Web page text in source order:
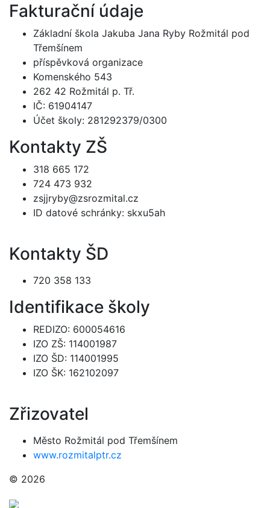
Fakturační údaje
Základní škola Jakuba Jana Ryby Rožmitál pod
Třemšínem
příspěvková organizace
Komenského 543
262 42 Rožmitál p. Tř.
IČ: 61904147
Účet školy: 281292379/0300
Kontakty ZŠ
318 665 172
724 473 932
zsjjryby@zsrozmital.cz
ID datové schránky: skxu5ah
Kontakty ŠD
720 358 133
Identifikace školy
REDIZO: 600054616
IZO ZŠ: 114001987
IZO ŠD: 114001995
IZO ŠK: 162102097
Zřizovatel
Město Rožmitál pod Třemšínem
www.rozmitalptr.cz
© 2026